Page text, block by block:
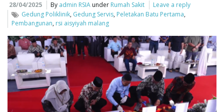
n
a
28/04/2025 By admin RSIA under Rumah Sakit
Leave a reply
Gedung Poliklinik, Gedung Servis, Peletakan Batu Pertama,
Pembangunan, rsi aisyiyah malang